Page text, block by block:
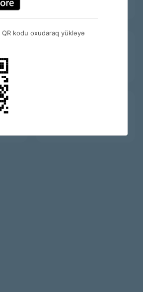
QR kodu oxudaraq yükləyə